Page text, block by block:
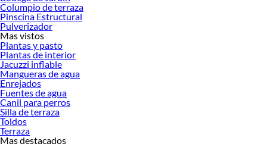
Ya sea que necesites una herramienta ligera para uso ocasional en el hogar o una
motosierra de alta potencia para uso profesional,
adecuado para cada necesidad. Las motosierras de mayor cilindrada son ideales
para cortes más duros y prolongados, mientras que las de menor potencia
brindan comodidad y facilidad de uso en proyectos más pequeños.
Además de su potencia y versatilidad, las
tecnología innovadora y características de seguridad. Incorporan sistemas de
arranque fácil, amortiguación de vibraciones y mecanismos de seguridad
avanzados para garantizar un uso cómodo y seguro. Esto no solo mejora la
eficiencia del trabajo, sino que también reduce la fatiga durante tareas
prolongadas. Gracias a su diseño ergonómico y a los materiales de alta calidad,
lasmotosierras Stihl
Columpio de terraza
Pinscina Estructural
Pulverizador
Mas vistos
Plantas y pasto
Plantas de interior
Jacuzzi inflable
Mangueras de agua
Enrejados
Fuentes de agua
Canil para perros
Silla de terraza
Toldos
Terraza
Mas destacados